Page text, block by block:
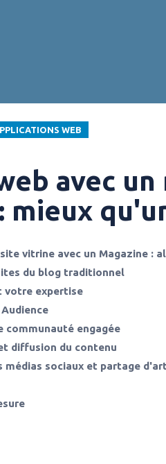
WEB
avec un
mieux
vitrine avec un Magazine :
du blog traditionnel
votre expertise
communauté engagée
diffusion du contenu
médias sociaux et partage